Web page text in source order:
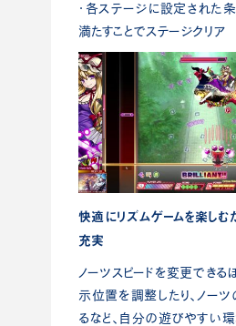
・各ステージに設定された条
満たすことでステージクリア
快適にリズムゲームを楽しむ
充実
ノーツスピードを変更できる
示位置を調整したり、ノー
るなど、自分の遊びやすい